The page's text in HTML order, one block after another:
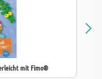
mit Fimo®